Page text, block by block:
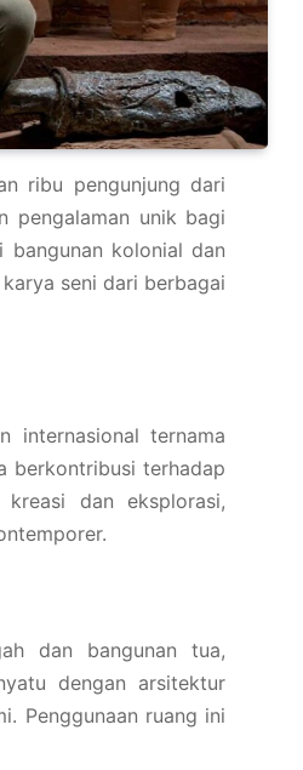
ribu pengunjung dari
pengalaman unik bagi
bangunan kolonial dan
seni dari berbagai
internasional ternama
berkontribusi terhadap
dan eksplorasi,
dan bangunan tua,
dengan arsitektur
Penggunaan ruang ini